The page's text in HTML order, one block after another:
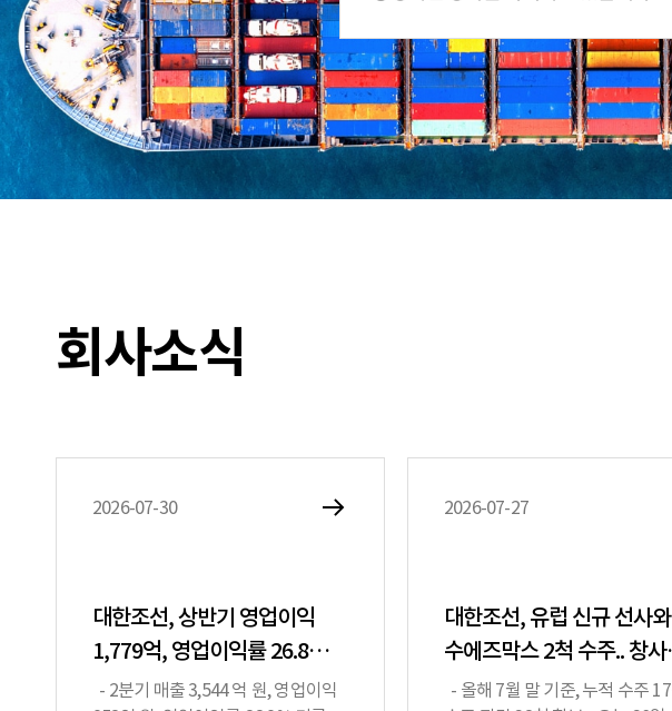
회사소식
2026-07-30
대한조선, 상반기 영업이익
1,779억, 영업이익률 26.8%..
올해 2분기 기준, 전년 동기
2026-07-27
대한조선, 유럽 신규 선사와
수에즈막스 2척 수주.. 창사
이래 연간 수주 규모로 최고